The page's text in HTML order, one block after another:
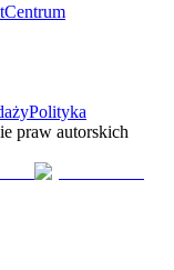
Centrum
Polityka
praw autorskich